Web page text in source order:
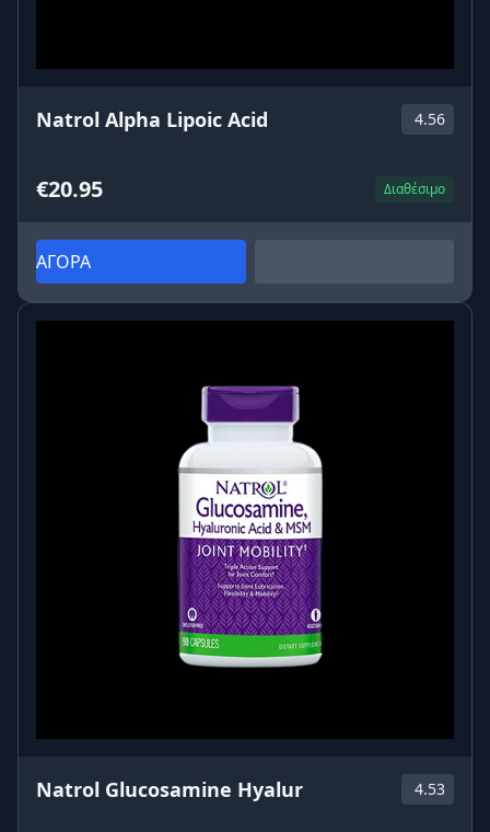
Natrol Alpha Lipoic Acid 4.56
€20.95 Διαθέσιμο
ΑΓΟΡΑ
Natrol Glucosamine Hyalur 4.53